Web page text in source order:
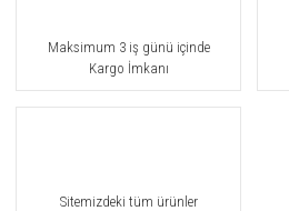
Maksimum 3 iş günü içinde
Kargo İmkanı
Sitemizdeki tüm ürünler